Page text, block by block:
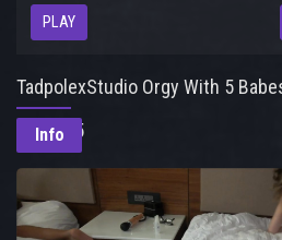
PLAY
TadpolexStudio Orgy With 5
21.11.25
Info